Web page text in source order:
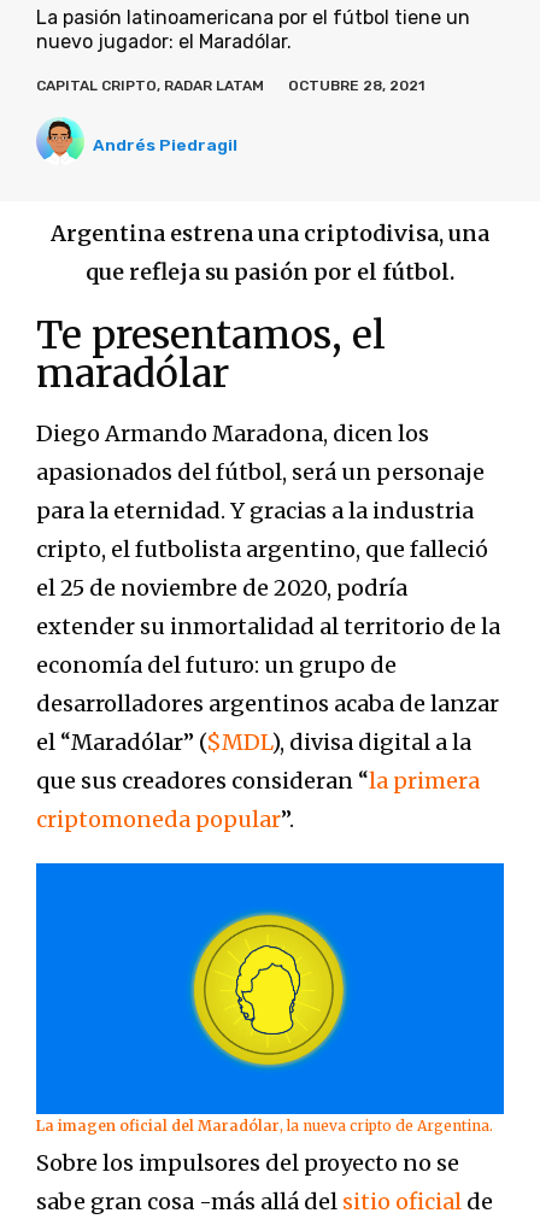
La pasión latinoamericana por el fútbol tiene un
nuevo jugador: el Maradólar.
CAPITAL CRIPTO, RADAR LATAM OCTUBRE 28, 2021
Andrés Piedragil
Argentina estrena una criptodivisa, una
que refleja su pasión por el fútbol.
Te presentamos, el
maradólar
Diego Armando Maradona, dicen los
apasionados del fútbol, será un personaje
para la eternidad. Y gracias a la industria
cripto, el futbolista argentino, que falleció
el 25 de noviembre de 2020, podría
extender su inmortalidad al territorio de la
economía del futuro: un grupo de
desarrolladores argentinos acaba de lanzar
el “Maradólar” ($MDL), divisa digital a la
que sus creadores consideran “la primera
criptomoneda popular”.
La imagen oficial del Maradólar, la nueva cripto de Argentina.
Sobre los impulsores del proyecto no se
sabe gran cosa -más allá del sitio oficial de